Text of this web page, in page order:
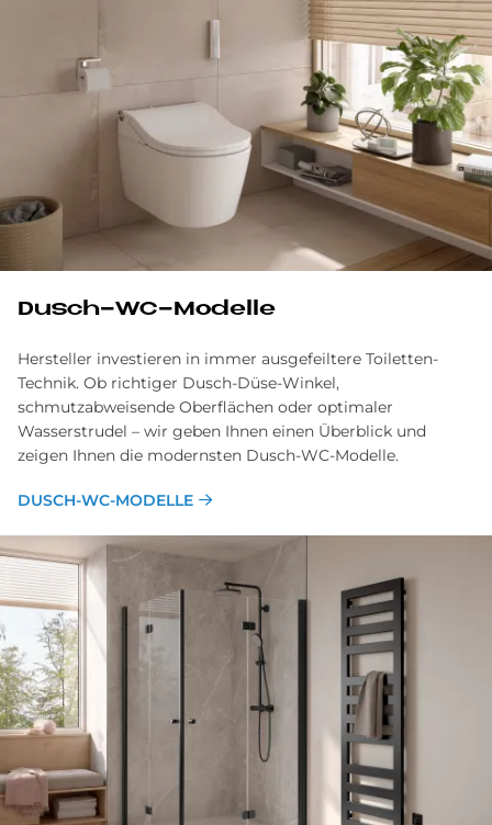
Dusch-WC-Modelle
Hersteller investieren in immer ausgefeiltere Toiletten-
Technik. Ob richtiger Dusch-Düse-Winkel,
schmutzabweisende Oberflächen oder optimaler
Wasserstrudel – wir geben Ihnen einen Überblick und
zeigen Ihnen die modernsten Dusch-WC-Modelle.
DUSCH-WC-MODELLE